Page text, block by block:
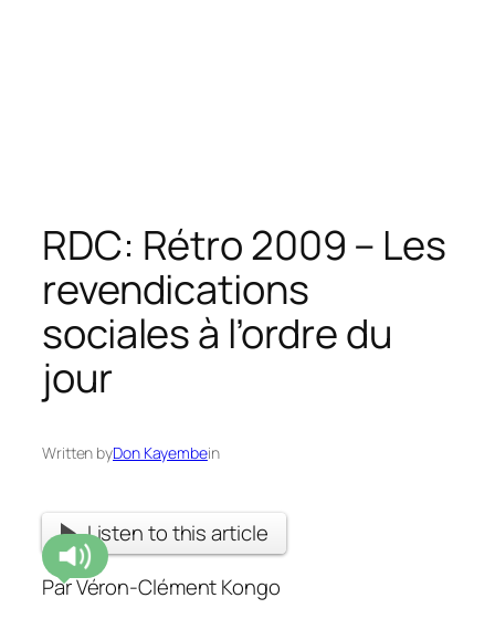
RDC: Rétro 2009 – Les
revendications
sociales à l’ordre du
jour
Written byDon Kayembein
Listen to this article
Par Véron-Clément Kongo